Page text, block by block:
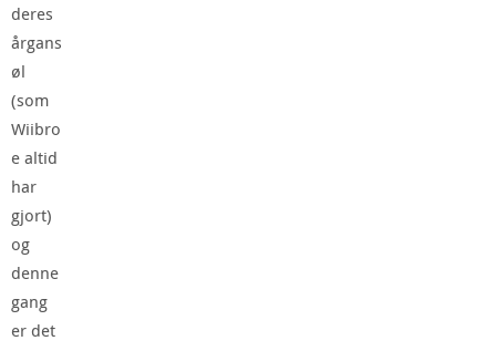
deres
årgans
øl
(som
Wiibro
e altid
har
gjort)
og
denne
gang
er det